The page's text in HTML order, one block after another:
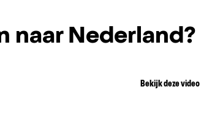
naar Nederland?
Bekijk deze video